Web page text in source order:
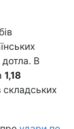
дотла. В
1,18
складських